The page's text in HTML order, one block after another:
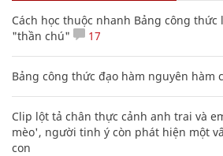
Cách học thuộc nhanh Bảng công
"thần chú"
17
Bảng công thức đạo hàm nguyên hàm
Clip lột tả chân thực cảnh anh trai và
mèo', người tinh ý còn phát hiện một
con